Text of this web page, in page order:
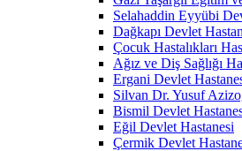
Selahaddin Eyyübi
Dağkapı Devlet
Çocuk Hastalıkları
Ağız ve Diş Sağlığı
Ergani Devlet
Silvan Dr. Yusuf
Bismil Devlet
Eğil Devlet Hastanesi
Çermik Devlet